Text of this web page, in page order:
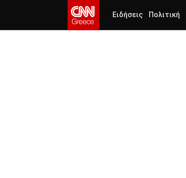
Ειδήσεις Πολιτική